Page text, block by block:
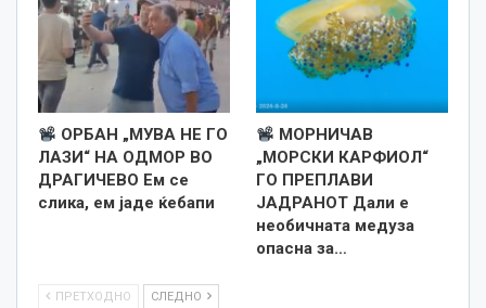
ОРБАН „МУВА НЕ ГО
ЛАЗИ“ НА ОДМОР ВО
ДРАГИЧЕВО Ем се
слика, ем јаде ќебапи
МОРНИЧАВ
„МОРСКИ КАРФИОЛ“
ГО ПРЕПЛАВИ
ЈАДРАНОТ Дали е
необичната медуза
опасна за…
ПРЕТХОДНО СЛЕДНО